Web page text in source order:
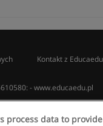
Kontakt z Educaedu
- www.educaedu.pl
process data to